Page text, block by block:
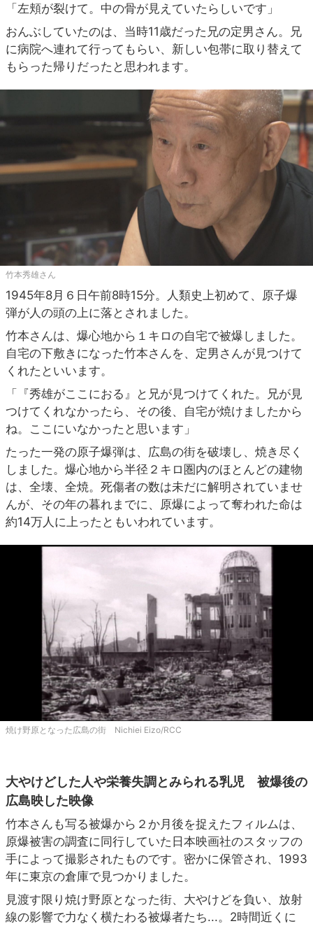
「左頬が裂けて。中の骨が見えていたらしいです」
おんぶしていたのは、当時11歳だった兄の定男さん。兄
に病院へ連れて行ってもらい、新しい包帯に取り替えて
もらった帰りだったと思われます。
竹本秀雄さん
1945年8月６日午前8時15分。人類史上初めて、原子爆
弾が人の頭の上に落とされました。
竹本さんは、爆心地から１キロの自宅で被爆しました。
自宅の下敷きになった竹本さんを、定男さんが見つけて
くれたといいます。
「『秀雄がここにおる』と兄が見つけてくれた。兄が見
つけてくれなかったら、その後、自宅が焼けましたから
ね。ここにいなかったと思います」
たった一発の原子爆弾は、広島の街を破壊し、焼き尽く
しました。爆心地から半径２キロ圏内のほとんどの建物
は、全壊、全焼。死傷者の数は未だに解明されていませ
んが、その年の暮れまでに、原爆によって奪われた命は
約14万人に上ったともいわれています。
焼け野原となった広島の街 Nichiei Eizo/RCC
大やけどした人や栄養失調とみられる乳児 被爆後の
広島映した映像
竹本さんも写る被爆から２か月後を捉えたフィルムは、
原爆被害の調査に同行していた日本映画社のスタッフの
手によって撮影されたものです。密かに保管され、1993
年に東京の倉庫で見つかりました。
見渡す限り焼け野原となった街、大やけどを負い、放射
線の影響で力なく横たわる被爆者たち...。2時間近くに